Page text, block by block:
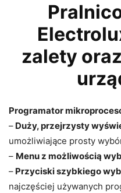
zalety
Programator
– Duży, przejrzysty
umożliwiające prosty
– Menu z możliwością
– Przyciski szybkiego
najczęściej używanych